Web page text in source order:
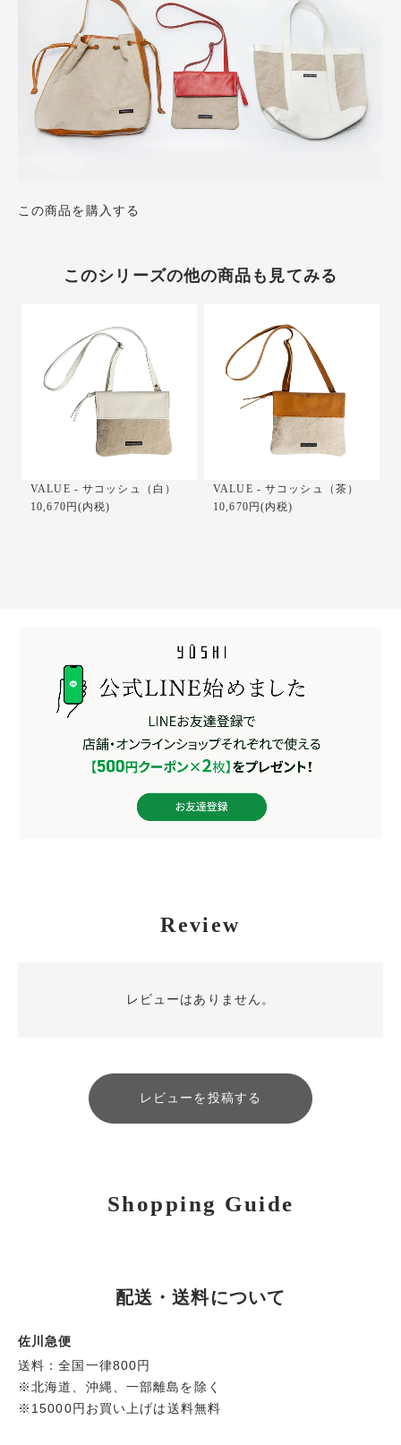
この商品を購入する
このシリーズの他の商品も見てみる
VALUE - サコッシュ（白）
10,670円(内税)
VALUE - サコッシュ（茶）
10,670円(内税)
Review
レビューはありません。
レビューを投稿する
Shopping Guide
配送・送料について
佐川急便
送料：全国一律800円
※北海道、沖縄、一部離島を除く
※15000円お買い上げは送料無料